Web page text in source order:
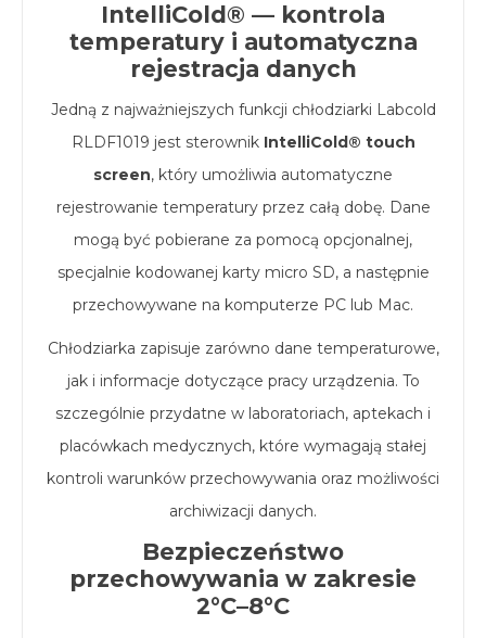
IntelliCold® — kontrola
temperatury i automatyczna
rejestracja danych
Jedną z najważniejszych funkcji chłodziarki Labcold
RLDF1019 jest sterownik IntelliCold® touch
screen, który umożliwia automatyczne
rejestrowanie temperatury przez całą dobę. Dane
mogą być pobierane za pomocą opcjonalnej,
specjalnie kodowanej karty micro SD, a następnie
przechowywane na komputerze PC lub Mac.
Chłodziarka zapisuje zarówno dane temperaturowe,
jak i informacje dotyczące pracy urządzenia. To
szczególnie przydatne w laboratoriach, aptekach i
placówkach medycznych, które wymagają stałej
kontroli warunków przechowywania oraz możliwości
archiwizacji danych.
Bezpieczeństwo
przechowywania w zakresie
2°C–8°C